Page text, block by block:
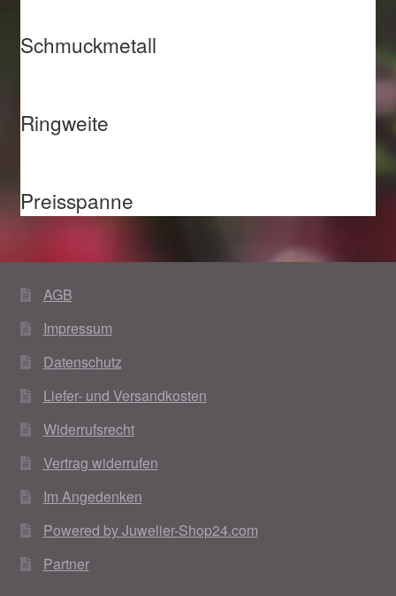
Schmuckmetall
Ringweite
Preisspanne
AGB
Impressum
Datenschutz
Liefer- und Versandkosten
Widerrufsrecht
Vertrag widerrufen
Im Angedenken
Powered by Juwelier-Shop24.com
Partner